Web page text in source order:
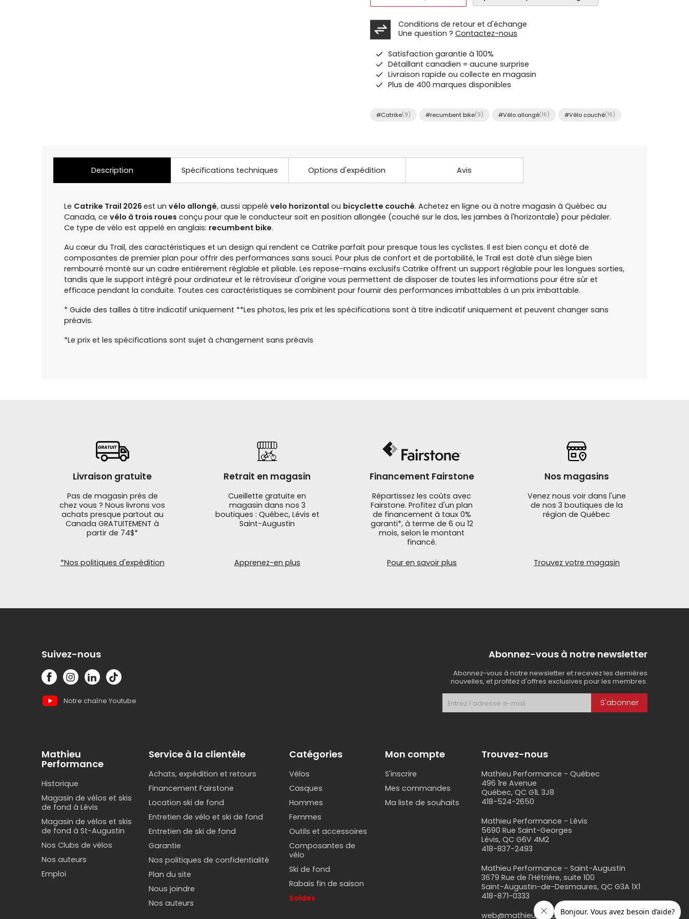
Conditions de retour et d'échange
Une question ? Contactez-nous
Satisfaction garantie à 100%
Détaillant canadien = aucune surprise
Livraison rapide ou collecte en magasin
Plus de 400 marques disponibles
#Catrike(9) #recumbent bike(9) #Vélo allongé(16) #Vélo couché(16)
Description Spécifications techniques Options d'expédition Avis
Le Catrike Trail 2026 est un vélo allongé, aussi appelé velo horizontal ou bicyclette couché. Achetez en ligne ou à notre magasin à Québec au
Canada, ce vélo à trois roues conçu pour que le conducteur soit en position allongée (couché sur le dos, les jambes à l'horizontale) pour pédaler.
Ce type de vélo est appelé en anglais: recumbent bike.
Au cœur du Trail, des caractéristiques et un design qui rendent ce Catrike parfait pour presque tous les cyclistes. Il est bien conçu et doté de
composantes de premier plan pour offrir des performances sans souci. Pour plus de confort et de portabilité, le Trail est doté d’un siège bien
rembourré monté sur un cadre entièrement réglable et pliable. Les repose-mains exclusifs Catrike offrent un support réglable pour les longues sorties,
tandis que le support intégré pour ordinateur et le rétroviseur d'origine vous permettent de disposer de toutes les informations pour être sûr et
efficace pendant la conduite. Toutes ces caractéristiques se combinent pour fournir des performances imbattables à un prix imbattable.
* Guide des tailles à titre indicatif uniquement **Les photos, les prix et les spécifications sont à titre indicatif uniquement et peuvent changer sans
préavis.
*Le prix et les spécifications sont sujet à changement sans préavis
Livraison gratuite
Pas de magasin près de
chez vous ? Nous livrons vos
achats presque partout au
Canada GRATUITEMENT à
partir de 74$*
*Nos politiques d'expédition
Retrait en magasin
Cueillette gratuite en
magasin dans nos 3
boutiques : Québec, Lévis et
Saint-Augustin
Apprenez-en plus
Financement Fairstone
Répartissez les coûts avec
Fairstone. Profitez d'un plan
de financement à taux 0%
garanti*, à terme de 6 ou 12
mois, selon le montant
financé.
Pour en savoir plus
Nos magasins
Venez nous voir dans l'une
de nos 3 boutiques de la
région de Québec
Trouvez votre magasin
Suivez-nous
Notre chaîne Youtube
Abonnez-vous à notre newsletter
Abonnez-vous à notre newsletter et recevez les dernières
nouvelles, et profitez d'offres exclusives pour les membres.
S'abonner
Mathieu
Performance
Historique
Magasin de vélos et skis
de fond à Lévis
Magasin de vélos et skis
de fond à St-Augustin
Nos Clubs de vélos
Nos auteurs
Emploi
Service à la clientèle
Achats, expédition et retours
Financement Fairstone
Location ski de fond
Entretien de vélo et ski de fond
Entretien de ski de fond
Garantie
Nos politiques de confidentialité
Plan du site
Nous joindre
Nos auteurs
Catégories
Vélos
Casques
Hommes
Femmes
Outils et accessoires
Composantes de
vélo
Ski de fond
Rabais fin de saison
Soldes
Mon compte
S'inscrire
Mes commandes
Ma liste de souhaits
Trouvez-nous
Mathieu Performance - Québec
496 1re Avenue
Québec, QC G1L 3J8
418-524-2650
Mathieu Performance - Lévis
5690 Rue Saint-Georges
Lévis, QC G6V 4M2
418-837-2493
Mathieu Performance - Saint-Augustin
3679 Rue de l'Hêtrière, suite 100
Saint-Augustin-de-Desmaures, QC G3A 1X1
418-871-0333
web@mathieuperformance.com